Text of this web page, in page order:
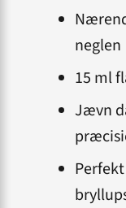
neglen
15 ml
Jævn